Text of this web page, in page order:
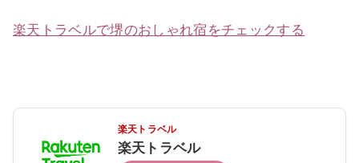
楽天トラベルで堺のおしゃれ宿をチェックする
楽天トラベル
楽天トラベル